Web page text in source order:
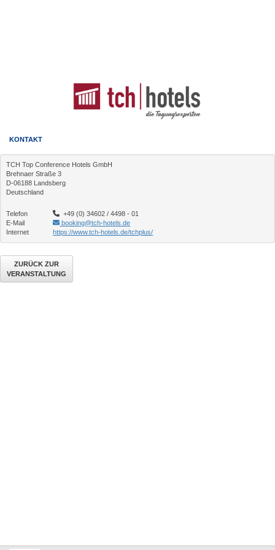
KONTAKT
TCH Top Conference Hotels GmbH
Brehnaer Straße 3
D-06188 Landsberg
Deutschland
Telefon
+49 (0) 34602 / 4498 - 01
E-Mail
booking@tch-hotels.de
Internet
https://www.tch-hotels.de/tchplus/
ZURÜCK ZUR
VERANSTALTUNG